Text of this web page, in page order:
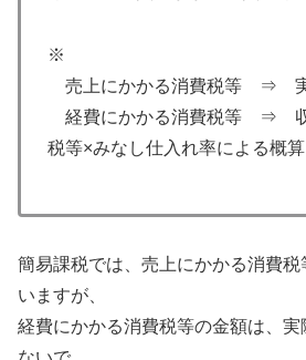
※
売上にかかる消費税等 ⇒
経費にかかる消費税等 ⇒ 収
税等×みなし仕入れ率による概算
簡易課税では、売上にかかる消費
いますが、
経費にかかる消費税等の金額は、